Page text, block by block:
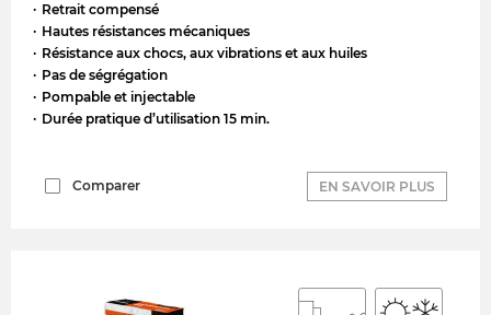
Retrait compensé
Hautes résistances mécaniques
Résistance aux chocs, aux vibrations et aux huiles
Pas de ségrégation
Pompable et injectable
Durée pratique d’utilisation 15 min.
EN SAVOIR PLUS
Comparer